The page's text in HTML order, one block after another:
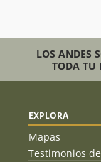
LOS ANDES
TODA TU
EXPLORA
Mapas
Testimonios